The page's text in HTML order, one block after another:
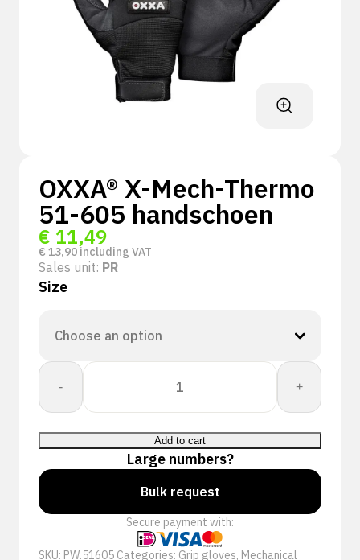
OXXA® X-Mech-Thermo
51-605 handschoen
€ 11,49
€ 13,90 including VAT
Sales unit: PR
Size
-
OXXA®
Mech-
Thermo
51-
605
handschoen
quantity
+
Add to cart
Large numbers?
Bulk request
Secure payment with:
SKU: PW.51605 Categories: Grip gloves, Mechanical